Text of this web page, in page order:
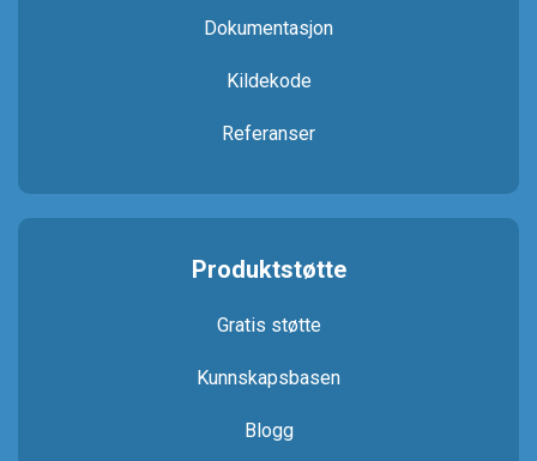
Dokumentasjon
Kildekode
Referanser
Produktstøtte
Gratis støtte
Kunnskapsbasen
Blogg